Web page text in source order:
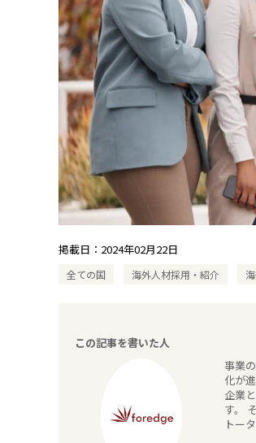
掲載日： 2024年02月22日
全ての国 海外人材採用・紹介
この記事を書いた人
事業
化が
企業
す。
トー